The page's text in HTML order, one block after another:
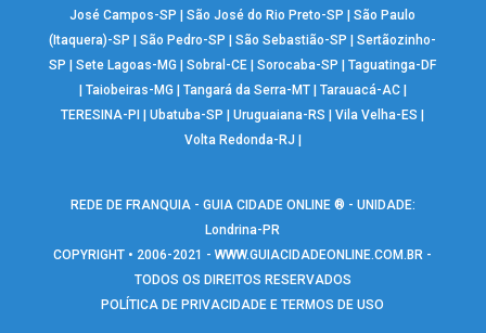
José Campos-SP
|São José do Rio Preto-SP |São Paulo
(Itaquera)-SP
|São Pedro-SP |São Sebastião-SP |Sertãozinho-
SP
|Sete Lagoas-MG |Sobral-CE |Sorocaba-SP |Taguatinga-DF
Taiobeiras-MG Tangará da Serra-MT| Tarauacá-AC|
TERESINA-PI
|Ubatuba-SP |Uruguaiana-RS |Vila Velha-ES
Volta Redonda-RJ
REDE DE FRANQUIA - GUIA CIDADE ONLINE ® - UNIDADE:
Londrina-PR
COPYRIGHT • 2006-2021 -WWW.GUIACIDADEONLINE.COM.BR -
TODOS OS DIREITOS RESERVADOS
POLÍTICA DE PRIVACIDADE E TERMOS DE USO